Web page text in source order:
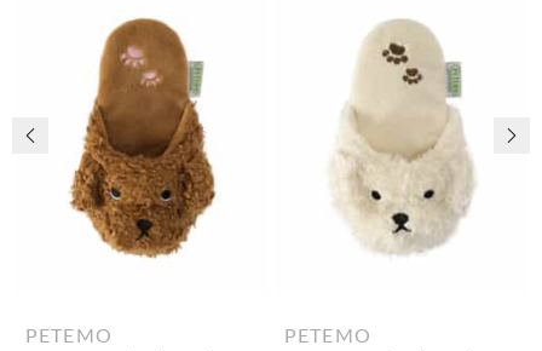
PETEMO
PETEMO
前の画像 次